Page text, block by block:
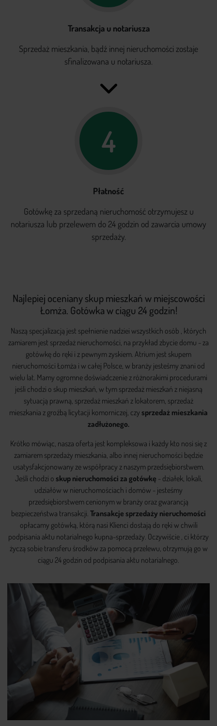
Transakcja u notariusza
Sprzedaż mieszkania, bądź innej nieruchomości zostaje
sfinalizowana u notariusza.
4
Płatność
Gotówkę za sprzedaną nieruchomość otrzymujesz u
notariusza lub przelewem do 24 godzin od zawarcia umowy
sprzedaży.
Najlepiej oceniany skup mieszkań w miejscowości
Łomża. Gotówka w ciągu 24 godzin!
Naszą specjalizacją jest spełnienie nadziei wszystkich osób , których
zamiarem jest sprzedaż nieruchomości, na przykład zbycie domu - za
gotówkę do ręki i z pewnym zyskiem. Atrium jest skupem
nieruchomości Łomża i w całej Polsce, w branży jesteśmy znani od
wielu lat. Mamy ogromne doświadczenie z różnorakimi procedurami
jeśli chodzi o skup mieszkań, w tym sprzedaż mieszkań z niejasną
sytuacją prawną, sprzedaż mieszkań z lokatorem, sprzedaż
mieszkania z groźbą licytacji komorniczej, czy sprzedaż mieszkania
zadłużonego.
Krótko mówiąc, nasza oferta jest kompleksowa i każdy kto nosi się z
zamiarem sprzedaży mieszkania, albo innej nieruchomości będzie
usatysfakcjonowany ze współpracy z naszym przedsiębiorstwem.
Jeśli chodzi o skup nieruchomości za gotówkę - działek, lokali,
udziałów w nieruchomościach i domów - jesteśmy
przedsiębiorstwem cenionym w branży oraz gwarancją
bezpieczeństwa transakcji. Transakcje sprzedaży nieruchomości
opłacamy gotówką, którą nasi Klienci dostają do ręki w chwili
podpisania aktu notarialnego kupna-sprzedaży. Oczywiście , ci którzy
życzą sobie transferu środków za pomocą przelewu, otrzymują go w
ciągu 24 godzin od podpisania aktu notarialnego.